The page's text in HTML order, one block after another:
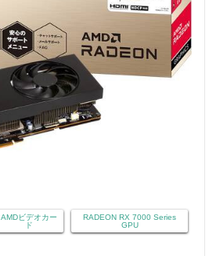
AMDビデオカー
ド
RADEON RX 7000 Series
GPU